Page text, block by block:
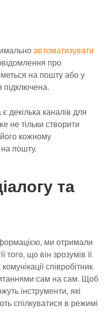
автоматизувати
про
на пошту або у
декілька каналів для
не тільки створити
кожному
на пошту.
та
ми отримали
того, що він зрозумів її
співробітник
сам на сам. Щоб
інструменти, які
спілкуватися в режимі